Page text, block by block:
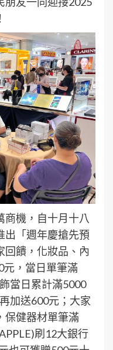
商機，自十月十八
出「週年慶搶先預
回饋，化妝品、內
元，當日單筆滿
當日累計滿5000
加送600元；大家
保健器材單筆滿
刷12大銀行